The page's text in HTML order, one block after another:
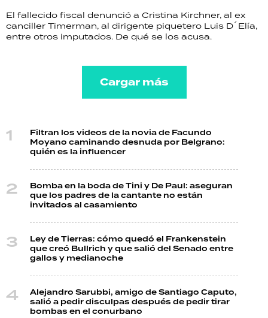
El fallecido fiscal denunció a Cristina Kirchner, al ex
canciller Timerman, al dirigente piquetero Luis D´Elía,
entre otros imputados. De qué se los acusa.
Cargar más
Filtran los videos de la novia de Facundo
Moyano caminando desnuda por Belgrano:
quién es la influencer
Bomba en la boda de Tini y De Paul: aseguran
que los padres de la cantante no están
invitados al casamiento
Ley de Tierras: cómo quedó el Frankenstein
que creó Bullrich y que salió del Senado entre
gallos y medianoche
Alejandro Sarubbi, amigo de Santiago Caputo,
salió a pedir disculpas después de pedir tirar
bombas en el conurbano